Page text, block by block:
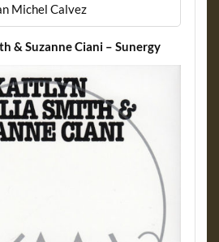
Michel Calvez
& Suzanne Ciani – Sunergy